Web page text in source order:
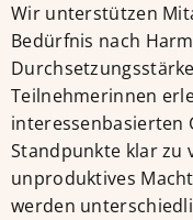
Wir unterstützen
Bedürfnis nach
Teilnehmerinnen
interessenbasierten
Standpunkte klar zu
unproduktives
werden